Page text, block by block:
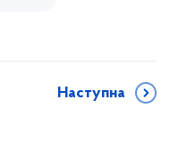
Наступна